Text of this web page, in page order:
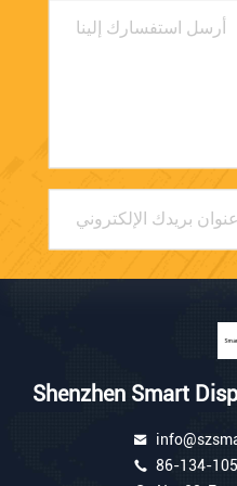
Shenzhen Smart
86-134-